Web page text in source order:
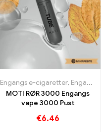
,Engangs e-
Engangs e-cigaretter, Engangs e-cigaretter Østrig
MOTI RØR 3000 Engangs
vape 3000 Pust
€6.46